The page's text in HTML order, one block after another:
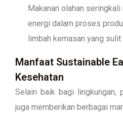
Makanan olahan
energi dalam proses
limbah kemasan yang sulit
Manfaat Sustainable
Kesehatan
Selain baik bagi lingkungan,
juga memberikan berbagai